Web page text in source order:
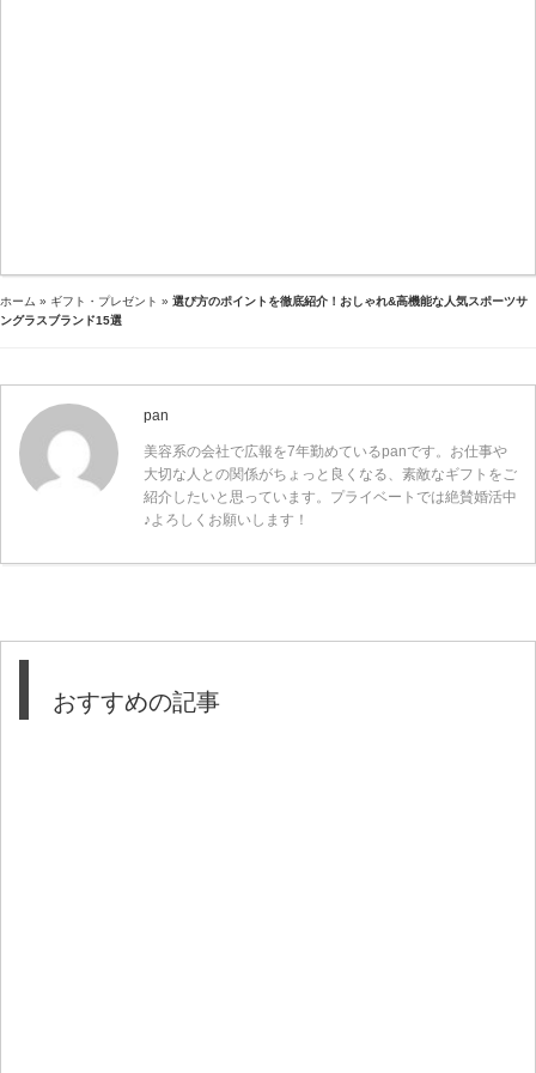
ホーム » ギフト・プレゼント » 選び方のポイントを徹底紹介！おしゃれ&高機能な人気スポーツサ
ングラスブランド15選
pan
美容系の会社で広報を7年勤めているpanです。お仕事や
大切な人との関係がちょっと良くなる、素敵なギフトをご
紹介したいと思っています。プライベートでは絶賛婚活中
♪よろしくお願いします！
おすすめの記事